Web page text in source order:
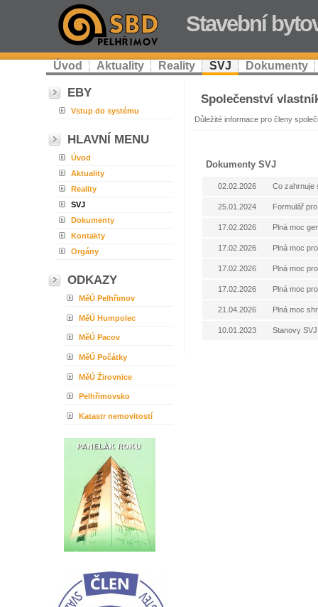
Stavební
Úvod Aktuality Reality SVJ Dokumenty
EBY
Vstup do systému
HLAVNÍ MENU
Úvod
Aktuality
Reality
SVJ
Dokumenty
Kontakty
Orgány
ODKAZY
MěÚ Pelhřimov
MěÚ Humpolec
MěÚ Pacov
MěÚ Počátky
MěÚ Žirovnice
Pelhřimovsko
Katastr nemovitostí
Společenství
Důležité informace pro členy
Dokumenty SVJ
02.02.2026 Co zahrnuje
25.01.2024 Formulář
17.02.2026 Plná moc
17.02.2026 Plná moc
17.02.2026 Plná moc
17.02.2026 Plná moc
21.04.2026 Plná moc
10.01.2023 Stanovy